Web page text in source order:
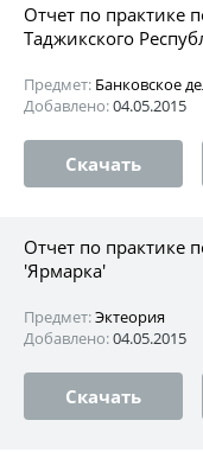
Отчет по практике
Таджикского
Предмет: Банковское
Добавлено:04.05.2015
Скачать
Отчет по практике
'Ярмарка'
Предмет:Эктеория
Добавлено:04.05.2015
Скачать